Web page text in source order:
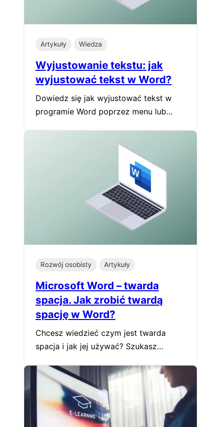
Artykuły Wiedza
Wyjustowanie tekstu: jak
wyjustować tekst w Word?
Dowiedz się jak wyjustować tekst w
programie Word poprzez menu lub…
Rozwój osobisty Artykuły
Microsoft Word – twarda
spacja. Jak zrobić twardą
spację w Word?
Chcesz wiedzieć czym jest twarda
spacja i jak jej używać? Szukasz…